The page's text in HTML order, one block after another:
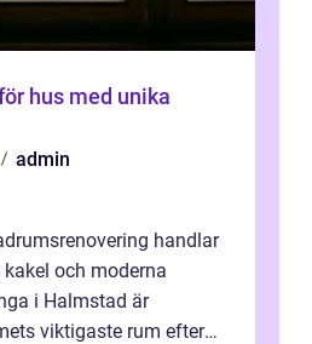
hus med unika
admin
handlar
och moderna
i Halmstad är
viktigaste rum efter